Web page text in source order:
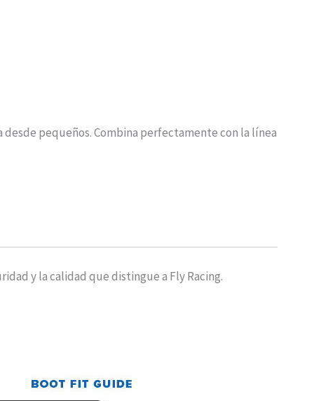
pequeños. Combina perfectamente con la línea
y la calidad que distingue a Fly Racing.